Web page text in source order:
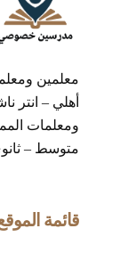
معلمين
أهلي – انتر
ومعلمات
متوسط –
قائمة